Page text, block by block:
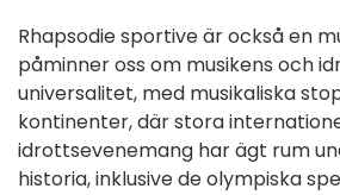
Rhapsodie sportive är också en
påminner oss om musikens och
universalitet, med musikaliska
kontinenter, där stora
idrottsevenemang har ägt rum
historia, inklusive de olympiska